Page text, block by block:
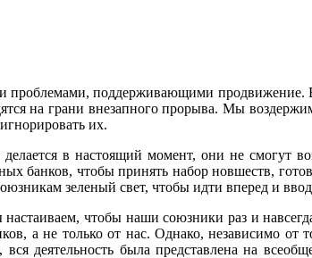
проблемами, поддерживающими
на грани внезапного прорыва. Мы
их.
в настоящий момент, они не смогут
банков, чтобы принять набор новшеств,
зеленый свет, чтобы идти вперед и
чтобы наши союзники раз и
а не только от нас. Однако, независимо от
деятельность была представлена на